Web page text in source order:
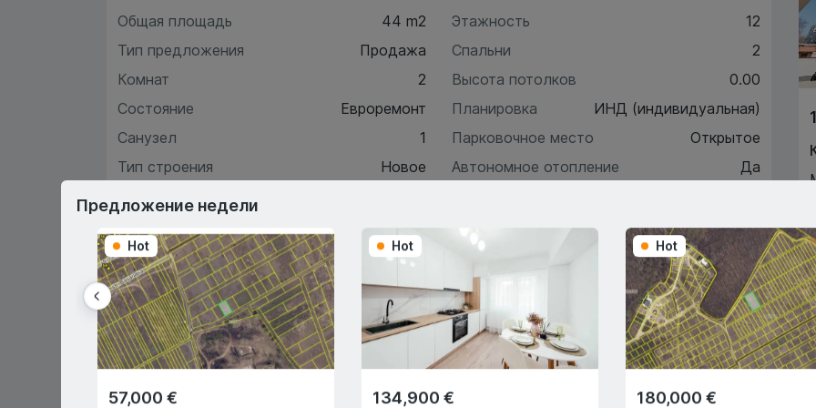
Общая площадь
44 m2
Тип предложения
Продажа
Комнат
2
Состояние
Евроремонт
Санузел
1
Тип строения
Новое
Этажность
12
Спальни
2
Высота потолков
0.00
Планировка
ИНД (индивидуальная)
Парковочное место
Открытое
Автономное отопление
Да
Характеристики
Описание
Предложение недели
Hot
57,000 €
Hot
134,900 €
Hot
180,000 €